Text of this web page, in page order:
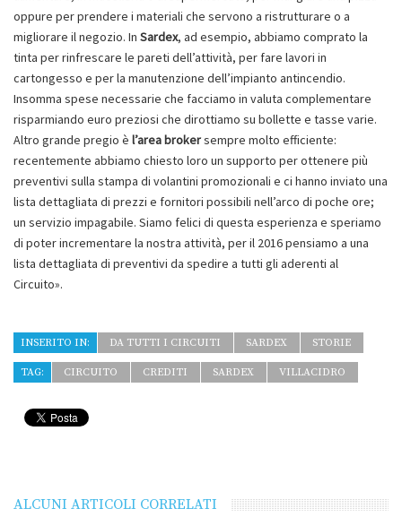
oppure per prendere i materiali che servono a ristrutturare o a
migliorare il negozio. In Sardex, ad esempio, abbiamo comprato la
tinta per rinfrescare le pareti dell’attività, per fare lavori in
cartongesso e per la manutenzione dell’impianto antincendio.
Insomma spese necessarie che facciamo in valuta complementare
risparmiando euro preziosi che dirottiamo su bollette e tasse varie.
Altro grande pregio è l’area brokersempre molto efficiente:
recentemente abbiamo chiesto loro un supporto per ottenere più
preventivi sulla stampa di volantini promozionali e ci hanno inviato una
lista dettagliata di prezzi e fornitori possibili nell’arco di poche ore;
un servizio impagabile. Siamo felici di questa esperienza e speriamo
di poter incrementare la nostra attività, per il 2016 pensiamo a una
lista dettagliata di preventivi da spedire a tutti gli aderenti al
Circuito».
INSERITO IN: DA TUTTI I CIRCUITI SARDEX STORIE
TAG: CIRCUITO CREDITI SARDEX VILLACIDRO
ALCUNI ARTICOLI CORRELATI